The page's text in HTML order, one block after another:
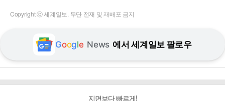
Copyright ⓒ 세계일보. 무단 전재 및 재배포 금지
Google News 에서 세계일보 팔로우
지면보다 빠르게!